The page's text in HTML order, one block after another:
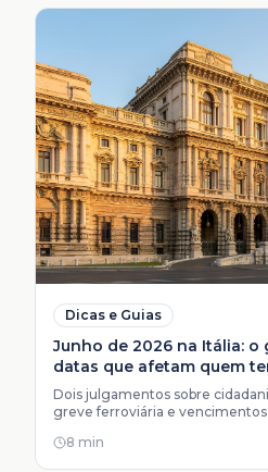
Dicas e Guias
Junho de 2026 na Itália:
datas que afetam quem
Dois julgamentos sobre
greve ferroviária e
italiana.
8 min